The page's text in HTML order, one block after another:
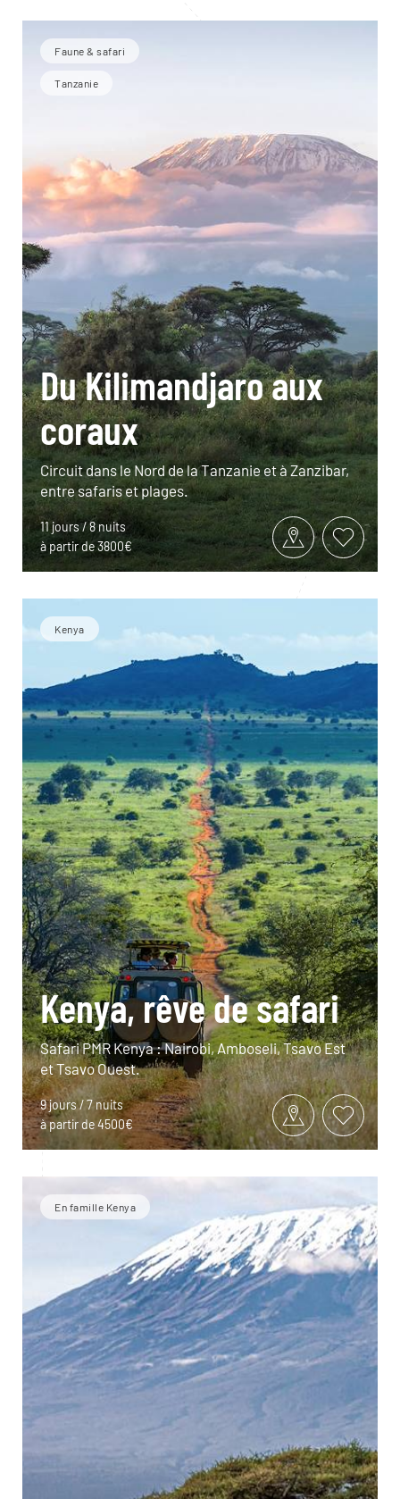
Faune & safari
Tanzanie
Du Kilimandjaro aux
coraux
Circuit dans le Nord de la Tanzanie et à Zanzibar,
entre safaris et plages.
11 jours / 8 nuits
à partir de 3800€
Kenya
Kenya, rêve de safari
Safari PMR Kenya : Nairobi, Amboseli, Tsavo Est
et Tsavo Ouest.
9 jours / 7 nuits
à partir de 4500€
En famille Kenya